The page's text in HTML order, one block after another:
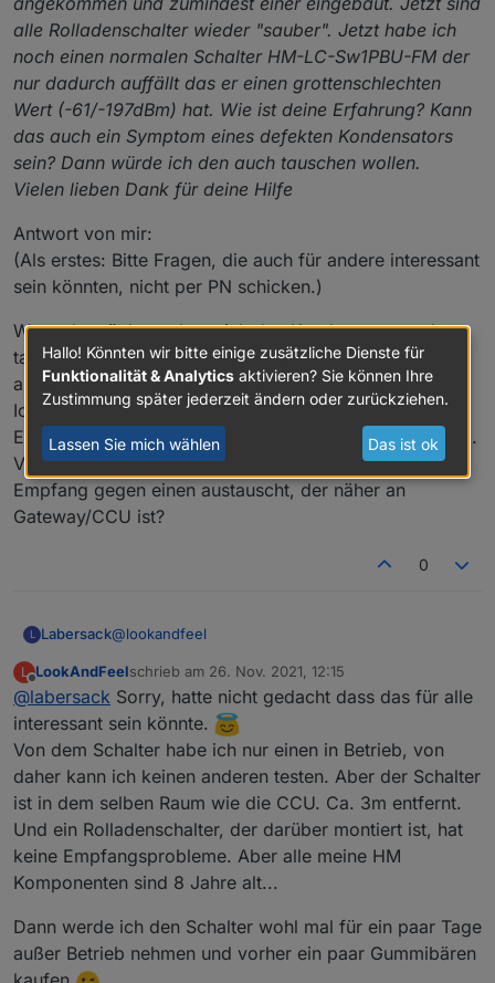
alle Rolladenschalter wieder "sauber". Jetzt habe ich
noch einen normalen Schalter HM-LC-Sw1PBU-FM der
nur dadurch auffällt das er einen grottenschlechten
Wert (-61/-197dBm) hat. Wie ist deine Erfahrung? Kann
das auch ein Symptom eines defekten Kondensators
sein? Dann würde ich den auch tauschen wollen.
Vielen lieben Dank für deine Hilfe
Antwort von mir:
(Als erstes: Bitte Fragen, die auch für andere interessant
sein könnten, nicht per PN schicken.)
Wenn du möchtest, kann ich den Kondensator auch
tauschen, dann wird er zumindest nicht irgendwann
ausfallen.
Ich denke allerdings eher nicht, dass er auch für
Empfangsprobleme verantwortlich ist, aber wer weiß....
Vielleicht hilft es, wenn du den Taster mit schlechtem
Empfang gegen einen austauscht, der näher an
Gateway/CCU ist?
0
L Labersack@lookandfeel
Text von LookAndFeel an Labersack:
Hallo Denis, die beiden letzten Schalter sind
angekommen und zumindest einer eingebaut. Jetzt
sind alle Rolladenschalter wieder "sauber". Jetzt
habe ich noch einen normalen Schalter HM-LC-
Sw1PBU-FM der nur dadurch auffällt das er einen
grottenschlechten Wert (-61/-197dBm) hat. Wie ist
deine Erfahrung? Kann das auch ein Symptom eines
defekten Kondensators sein? Dann würde ich den
auch tauschen wollen.
Antwort von mir:
(Als erstes: Bitte Fragen, die auch für andere
interessant sein könnten, nicht per PN schicken.)
Wenn du möchtest, kann ich den Kondensator auch
tauschen, dann wird er zumindest nicht irgendwann
ausfallen.
Ich denke allerdings eher nicht, dass er auch für
Empfangsprobleme verantwortlich ist, aber wer
Vielleicht hilft es, wenn du den Taster mit
schlechtem Empfang gegen einen austauscht, der
L
Offline
LookAndFeelschrieb am 26. Nov. 2021, 12:15
zuletzt editiert von
@labersack Sorry, hatte nicht gedacht dass das für alle
interessant sein könnte.
Von dem Schalter habe ich nur einen in Betrieb, von
daher kann ich keinen anderen testen. Aber der Schalter
ist in dem selben Raum wie die CCU. Ca. 3m entfernt.
Und ein Rolladenschalter, der darüber montiert ist, hat
keine Empfangsprobleme. Aber alle meine HM
Komponenten sind 8 Jahre alt...
Dann werde ich den Schalter wohl mal für ein paar Tage
außer Betrieb nehmen und vorher ein paar Gummibären
Hallo! Könnten wir bitte einige zusätzliche Dienste für
Funktionalität & Analytics aktivieren? Sie können Ihre
Zustimmung später jederzeit ändern oder zurückziehen.
Lassen Sie mich wählen Das ist ok